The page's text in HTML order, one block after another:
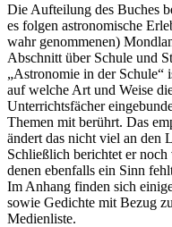
Die Aufteilung des Buches
es folgen astronomische
wahr genommenen)
Abschnitt über Schule und
„Astronomie in der Schule“
auf welche Art und Weise
Unterrichtsfächer
Themen mit berührt. Das
ändert das nicht viel an den
Schließlich berichtet er
denen ebenfalls ein Sinn
Im Anhang finden sich
sowie Gedichte mit Bezug
Medienliste.